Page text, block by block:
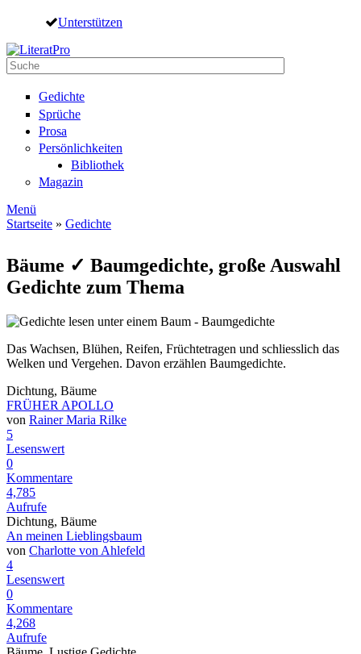
Direkt zum Inhalt
Unterstützen
Suche
Gedichte
Sprüche
Prosa
Persönlichkeiten
Bibliothek
Magazin
Menü
Startseite » Gedichte
Bäume ✓ Baumgedichte, große Auswahl
Gedichte zum Thema
Das Wachsen, Blühen, Reifen, Früchtetragen und schliesslich das
Welken und Vergehen. Davon erzählen Baumgedichte.
Dichtung, Bäume
FRÜHER APOLLO
von Rainer Maria Rilke
5
Lesenswert
0
Kommentare
4,785
Aufrufe
Dichtung, Bäume
An meinen Lieblingsbaum
von Charlotte von Ahlefeld
4
Lesenswert
0
Kommentare
4,268
Aufrufe